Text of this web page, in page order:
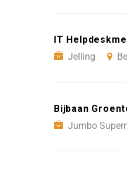
IT
Jelling
Bijbaan
Jumbo